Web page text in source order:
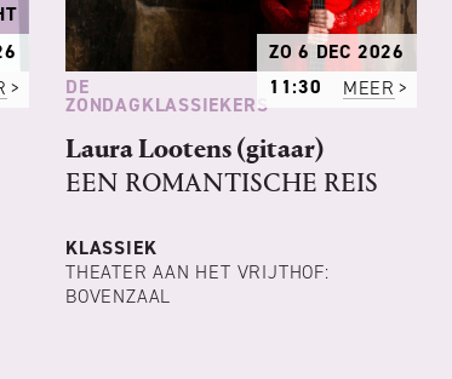
DE
ZONDAGKLASSIEKERS
ZO 6 DEC 2026
11:30
MEER
Laura Lootens (gitaar)
EEN ROMANTISCHE REIS
KLASSIEK
THEATER AAN HET VRIJTHOF:
BOVENZAAL